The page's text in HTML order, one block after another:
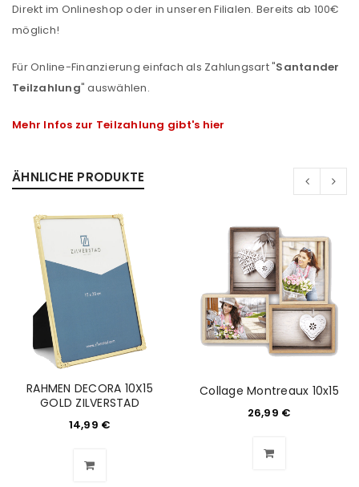
Direkt im Onlineshop oder in unseren Filialen. Bereits ab 100€
möglich!
Für Online-Finanzierung einfach als Zahlungsart "Santander
Teilzahlung" auswählen.
Mehr Infos zur Teilzahlung gibt's hier
ÄHNLICHE PRODUKTE
RAHMEN DECORA 10X15
GOLD ZILVERSTAD
14,99 €
Collage Montreaux 10x15
26,99 €